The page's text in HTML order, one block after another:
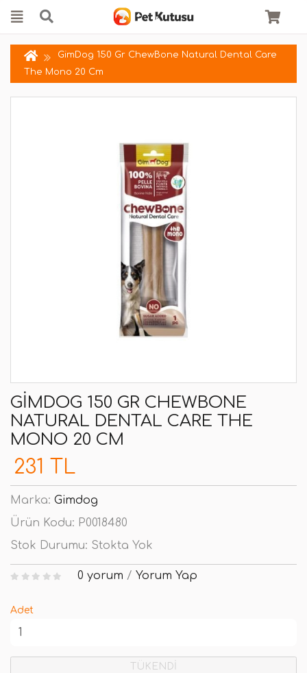
GimDog 150 Gr ChewBone Natural Dental Care
The Mono 20 Cm
GIMDOG 150 GR CHEWBONE
NATURAL DENTAL CARE THE
MONO 20 CM
231 TL
Marka: Gimdog
Ürün Kodu: P0018480
Stok Durumu: Stokta Yok
0 yorum / Yorum Yap
Adet
TÜKENDİ